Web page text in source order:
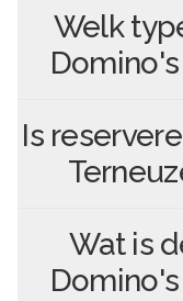
Welk
Is
Wat is